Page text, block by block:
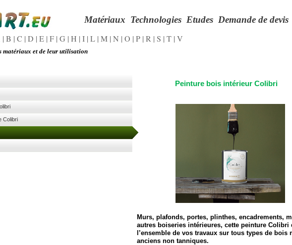
Peinture bois intérieur Colibri
matériaux et de leur utilisation
| B | C | D | E | F | G | H | I | L | M | N | O | P | R | S | T | V
Matériaux Technologies Etudes Demande de devis
Colibri
Colibri
Colibri
Colibri
Colibri
Colibri
Murs, plafonds, portes, plinthes, encadrements,
autres boiseries intérieures, cette peinture Colibri
l’ensemble de vos travaux sur tous types de bois
anciens non tanniques.